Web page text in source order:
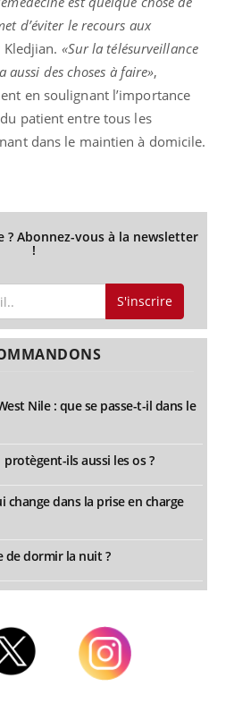
d’éviter le recours aux
«Sur la télésurveillance
aussi des choses à faire»,
en soulignant l’importance
patient entre tous les
dans le maintien à domicile.
? Abonnez-vous à la newsletter
!
S'inscrire
Nile : que se passe-t-il dans le
protègent-ils aussi les os ?
change dans la prise en charge
de dormir la nuit ?